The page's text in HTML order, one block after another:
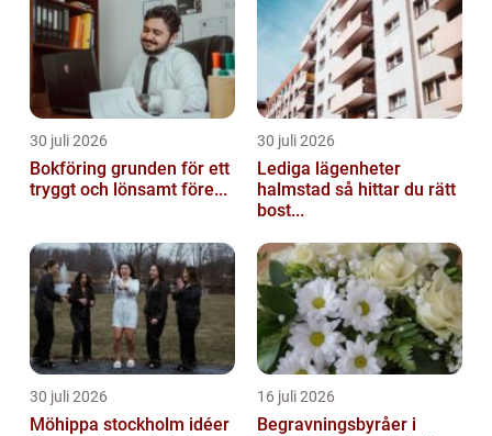
30 juli 2026
Bokföring grunden för ett
tryggt och lönsamt före...
30 juli 2026
Lediga lägenheter
halmstad så hittar du rätt
bost...
30 juli 2026
Möhippa stockholm idéer
16 juli 2026
Begravningsbyråer i